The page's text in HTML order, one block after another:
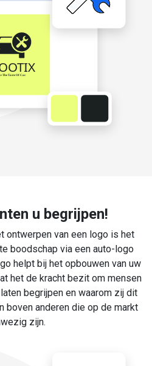
u begrijpen!
ontwerpen van een logo is het
boodschap via een auto-logo
helpt bij het opbouwen van uw
het de kracht bezit om mensen
begrijpen en waarom zij dit
boven anderen die op de markt
zijn.